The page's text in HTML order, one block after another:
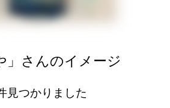
」さんのイメージ
見つかりました